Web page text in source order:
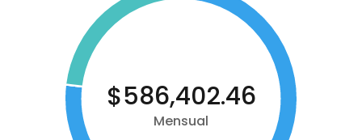
$586,402.46
Mensual